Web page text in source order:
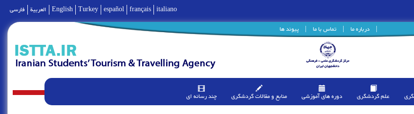
فارسی العربية English Turkey español français italiano
درباره ما
| تماس با ما | پیوند ها |
علم گردشگری دوره های آموزشی منابع و مقالات گردشگری چند رسانه ای